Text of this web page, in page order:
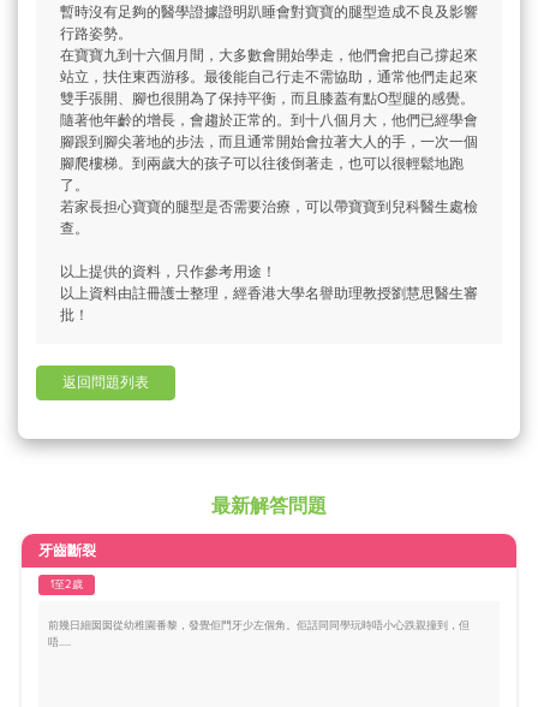
暫時沒有足夠的醫學證據證明趴睡會對寶寶的腿型造成不良及影響
行路姿勢。
在寶寶九到十六個月間，大多數會開始學走，他們會把自己撐起來
站立，扶住東西游移。最後能自己行走不需協助，通常他們走起來
雙手張開、腳也很開為了保持平衡，而且膝蓋有點O型腿的感覺。
隨著他年齡的增長，會趨於正常的。到十八個月大，他們已經學會
腳跟到腳尖著地的步法，而且通常開始會拉著大人的手，一次一個
腳爬樓梯。到兩歲大的孩子可以往後倒著走，也可以很輕鬆地跑
了。
若家長担心寶寶的腿型是否需要治療，可以帶寶寶到兒科醫生處檢
查。
以上提供的資料，只作參考用途！
以上資料由註冊護士整理，經香港大學名譽助理教授劉慧思醫生審
批！
返回問題列表
最新解答問題
牙齒斷裂
1至2歲
前幾日細囡囡從幼稚園番黎，發覺佢門牙少左個角。佢話同同學玩時唔小心跌親撞到，但
唔.....